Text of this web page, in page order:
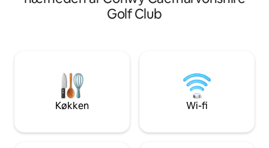
dobbeltseng og et lille toiletbord samt
indbyggede garderobeskabe.
ved vejkanten er tilgængelig efter først
til mølle-princippet. Bemærk, at det
tilstødende badeværelse ligger et par
trapper ned.
bolig tilbyder
Zip World. Også
ophold med
og alt, hvad du
Golf Club
Køkken Wi-fi